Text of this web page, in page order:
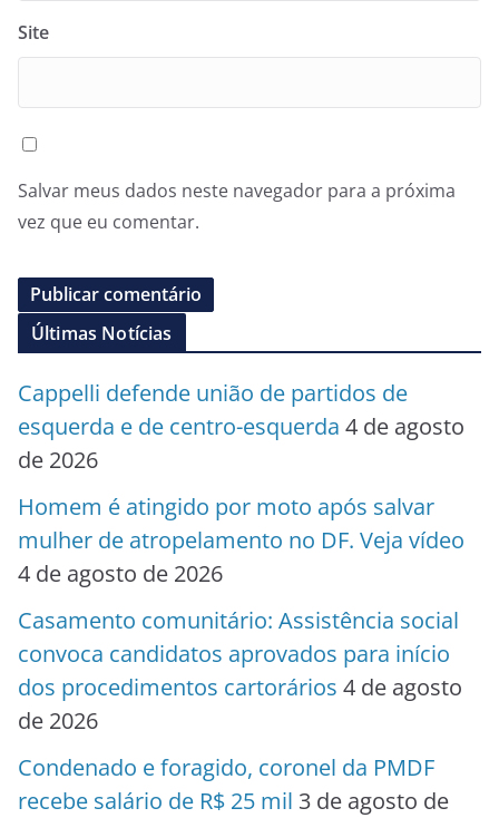
Site
Salvar meus dados neste navegador para a próxima
vez que eu comentar.
Últimas Notícias
Cappelli defende união de partidos de
esquerda e de centro-esquerda 4 de agosto
de 2026
Homem é atingido por moto após salvar
mulher de atropelamento no DF. Veja vídeo
4 de agosto de 2026
Casamento comunitário: Assistência social
convoca candidatos aprovados para início
dos procedimentos cartorários 4 de agosto
de 2026
Condenado e foragido, coronel da PMDF
recebe salário de R$ 25 mil 3 de agosto de